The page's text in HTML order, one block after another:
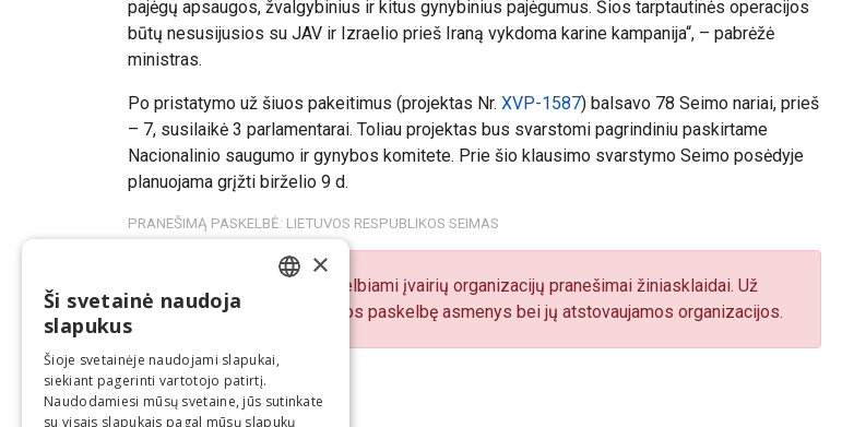
pajėgų apsaugos, žvalgybinius ir kitus gynybinius pajėgumus. Šios tarptautinės operacijos
būtų nesusijusios su JAV ir Izraelio prieš Iraną vykdoma karine kampanija“, – pabrėžė
ministras.
Po pristatymo už šiuos pakeitimus (projektas Nr. XVP-1587) balsavo 78 Seimo nariai, prieš
– 7, susilaikė 3 parlamentarai. Toliau projektas bus svarstomi pagrindiniu paskirtame
Nacionalinio saugumo ir gynybos komitete. Prie šio klausimo svarstymo Seimo posėdyje
planuojama grįžti birželio 9 d.
PRANEŠIMĄ PASKELBĖ: LIETUVOS RESPUBLIKOS SEIMAS
„BNS Spaudos centre“ skelbiami įvairių organizacijų pranešimai žiniasklaidai. Už
pranešimų turinį atsako juos paskelbę asmenys bei jų atstovaujamos organizacijos.
×
Ši svetainė naudoja
slapukus
Šioje svetainėje naudojami slapukai,
siekiant pagerinti vartotojo patirtį.
Naudodamiesi mūsų svetaine, jūs sutinkate
su visais slapukais pagal mūsų slapukų